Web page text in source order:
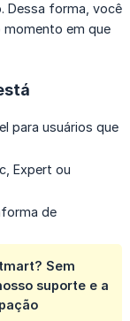
Dessa forma, você
momento em que
para usuários que
Expert ou
de
Sem
suporte e a